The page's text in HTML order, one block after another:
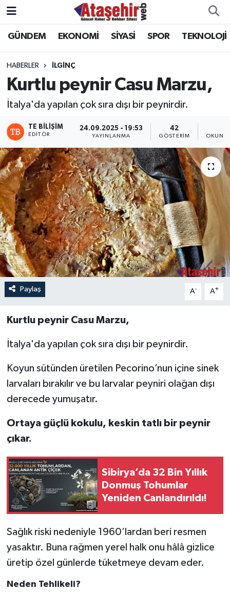
GÜNDEM EKONOMİ SİYASİ SPOR TEKNOLOJİ
HABERLER İLGİNÇ
Kurtlu peynir Casu Marzu,
İtalya'da yapılan çok sıra dışı bir peynirdir.
TE BILIŞIM
EDITÖR
24.09.2025 - 19:53
YAYINLANMA
42
GÖSTERIM
Paylaş A- A+
Kurtlu peynir Casu Marzu,
İtalya'da yapılan çok sıra dışı bir peynirdir.
Koyun sütünden üretilen Pecorino’nun içine sinek
larvaları bırakılır ve bu larvalar peyniri olağan dışı
derecede yumuşatır.
Ortaya güçlü kokulu, keskin tatlı bir peynir
çıkar.
Sibirya’da 32 Bin Yıllık
Donmuş Tohumlar
Yeniden Canlandırıldı!
Sağlık riski nedeniyle 1960’lardan beri resmen
yasaktır. Buna rağmen yerel halk onu hâlâ gizlice
üretip özel günlerde tüketmeye devam eder.
Neden Tehlikeli?
Hava Durumu
Trafik Durumu
Süper Lig Puan Durumu ve Fikstür
Haber Arşivi